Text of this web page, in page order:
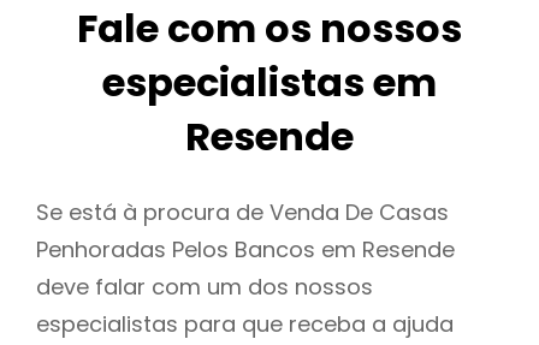
Fale com os nossos
especialistas em
Resende
Se está à procura de Venda De Casas
Penhoradas Pelos Bancos em Resende
deve falar com um dos nossos
especialistas para que receba a ajuda